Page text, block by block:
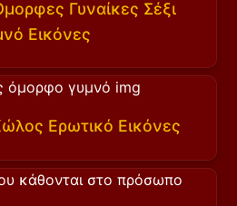
Γυναίκες Σέξι
Εικόνες
Ερωτικό Εικόνες